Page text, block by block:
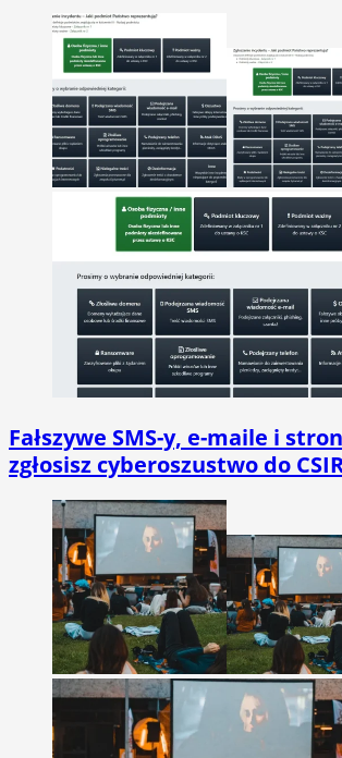
Fałszywe SMS-y, e-maile i
zgłosisz cyberoszustwo do